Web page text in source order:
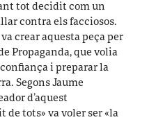
tot decidit com un
contra els facciosos.
crear aquesta peça per
Propaganda, que volia
i preparar la
Segons Jaume
d’aquest
de tots» va voler ser «la